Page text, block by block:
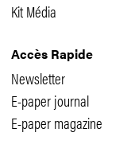
Kit Média
Accès Rapide
Newsletter
E-paper journal
E-paper magazine